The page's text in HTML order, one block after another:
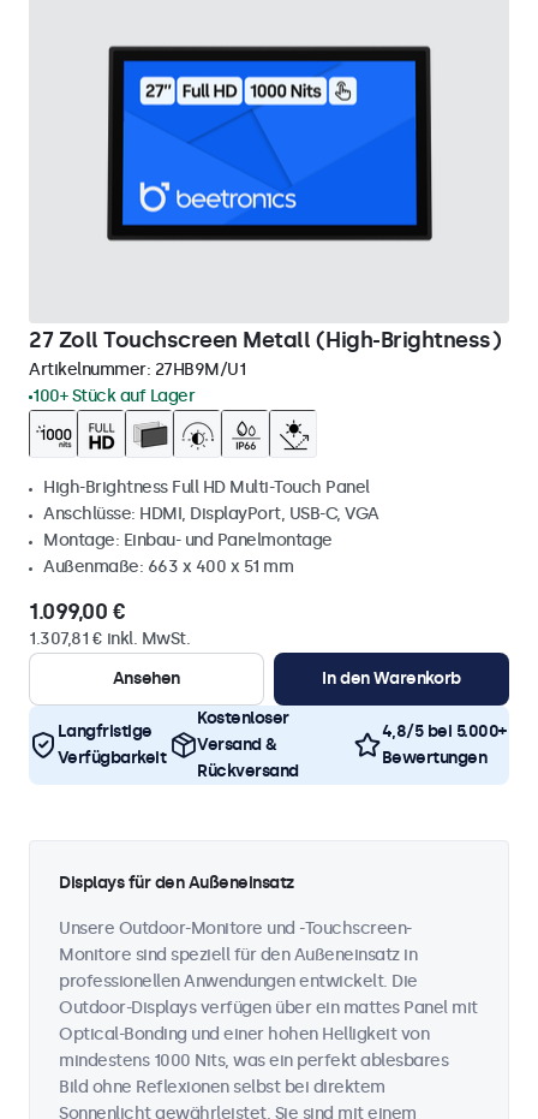
27 Zoll Touchscreen Metall (High-Brightness)
Artikelnummer: 27HB9M/U1
100+ Stück auf Lager
High-Brightness Full HD Multi-Touch Panel
Anschlüsse: HDMI, DisplayPort, USB-C, VGA
Montage: Einbau- und Panelmontage
Außenmaße: 663 x 400 x 51 mm
1.099,00 €
1.307,81 € inkl. MwSt.
Ansehen
In den Warenkorb
Langfristige
Verfügbarkeit
Kostenloser
Versand &
Rückversand
4,8/5 bei 5.000+
Bewertungen
Displays für den Außeneinsatz
Unsere Outdoor-Monitore und -Touchscreen-
Monitore sind speziell für den Außeneinsatz in
professionellen Anwendungen entwickelt. Die
Outdoor-Displays verfügen über ein mattes Panel mit
Optical-Bonding und einer hohen Helligkeit von
mindestens 1000 Nits, was ein perfekt ablesbares
Bild ohne Reflexionen selbst bei direktem
Sonnenlicht gewährleistet. Sie sind mit einem